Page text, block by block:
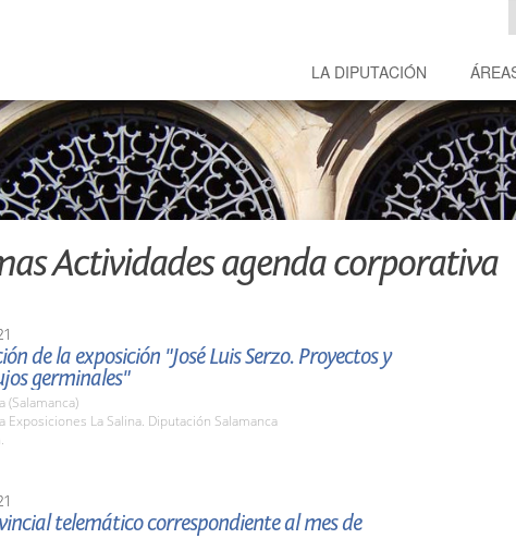
LA DIPUTACIÓN
Actividades agenda corporativa
de la exposición "José Luis Serzo. Proyectos y
germinales"
(Salamanca)
Exposiciones La Salina. Diputación Salamanca
telemático correspondiente al mes de